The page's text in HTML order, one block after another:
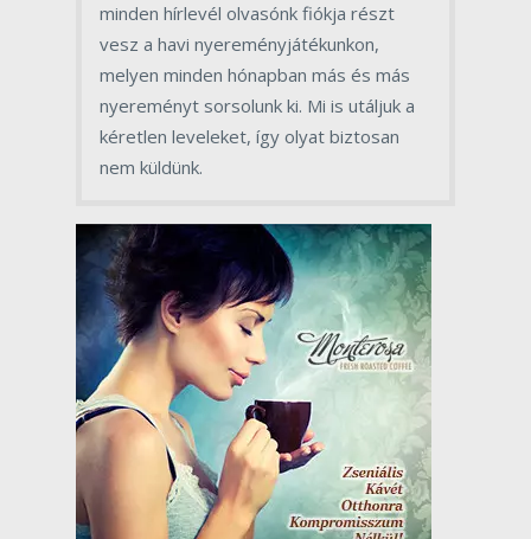
minden hírlevél olvasónk fiókja részt
vesz a havi nyereményjátékunkon,
melyen minden hónapban más és más
nyereményt sorsolunk ki. Mi is utáljuk a
kéretlen leveleket, így olyat biztosan
nem küldünk.